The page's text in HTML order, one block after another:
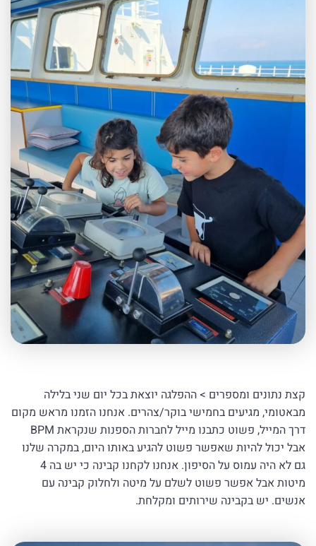
קצת נתונים ומספרים > ההפלגה יוצאת בכל יום שני בלילה
מבאטומי, מגיעים בחמישי בוקר/צהרים. אנחנו הזמנו מראש מקום
דרך המייל, פשוט כתבנו מייל לחברות הספנות שנקראת BPM
אבל יכול להיות שאפשר פשוט להגיע באותו היום, במקרה שלנו
גם לא היה עמוס על הסיפון. אנחנו לקחנו קבינה כי יש בה 4
מיטות אבל אפשר פשוט לשלם על מיטה ולחלוק קבינה עם
אנשים. יש בקבינה שירותים ומקלחת.